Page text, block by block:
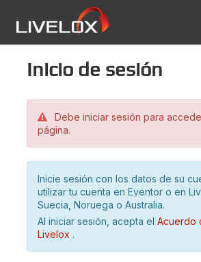
Inicio de sesión
Debe iniciar sesión para
página.
Inicie sesión con los datos de su
utilizar tu cuenta en Eventor o en
Suecia, Noruega o Australia.
Al iniciar sesión, acepta el Acuerdo
Livelox .